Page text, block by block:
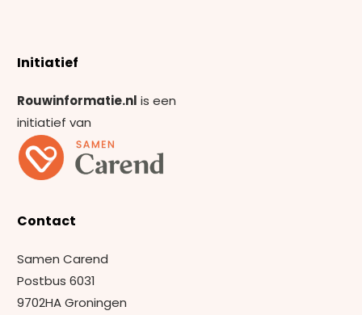
Initiatief
Rouwinformatie.nl is een
initiatief van
Contact
Samen Carend
Postbus 6031
9702HA Groningen